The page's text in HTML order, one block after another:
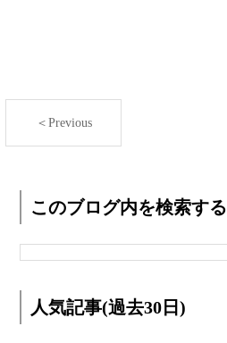
＜Previous
このブログ内を検索する
人気記事(過去30日)